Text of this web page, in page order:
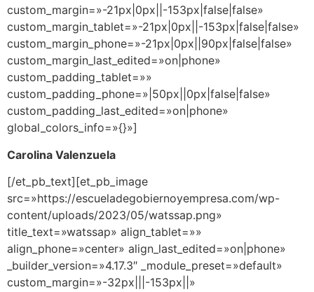
custom_margin=»-21px|0px||-153px|false|false»
custom_margin_tablet=»-21px|0px||-153px|false|false»
custom_margin_phone=»-21px|0px||90px|false|false»
custom_margin_last_edited=»on|phone»
custom_padding_tablet=»»
custom_padding_phone=»|50px||0px|false|false»
custom_padding_last_edited=»on|phone»
global_colors_info=»{}»]
Carolina Valenzuela
[/et_pb_text][et_pb_image
src=»https://escueladegobiernoyempresa.com/wp-
content/uploads/2023/05/watssap.png»
title_text=»watssap» align_tablet=»»
align_phone=»center» align_last_edited=»on|phone»
_builder_version=»4.17.3″ _module_preset=»default»
custom_margin=»-32px|||-153px||»